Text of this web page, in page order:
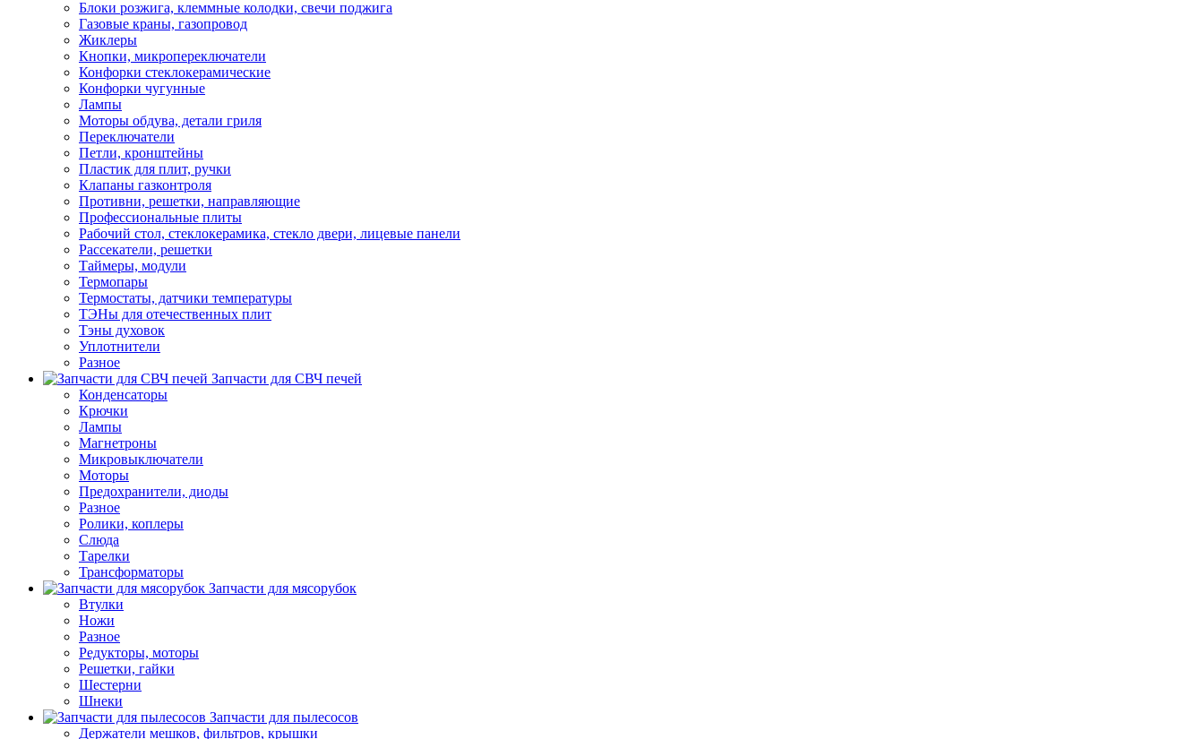
Блоки розжига, клеммные колодки, свечи поджига
Газовые краны, газопровод
Жиклеры
Кнопки, микропереключатели
Конфорки стеклокерамические
Конфорки чугунные
Лампы
Моторы обдува, детали гриля
Переключатели
Петли, кронштейны
Пластик для плит, ручки
Клапаны газконтроля
Противни, решетки, направляющие
Профессиональные плиты
Рабочий стол, стеклокерамика, стекло двери, лицевые панели
Рассекатели, решетки
Таймеры, модули
Термопары
Термостаты, датчики температуры
ТЭНы для отечественных плит
Тэны духовок
Уплотнители
Разное
Запчасти для СВЧ печей
Конденсаторы
Крючки
Лампы
Магнетроны
Микровыключатели
Моторы
Предохранители, диоды
Разное
Ролики, коплеры
Слюда
Тарелки
Трансформаторы
Запчасти для мясорубок
Втулки
Ножи
Разное
Редукторы, моторы
Решетки, гайки
Шестерни
Шнеки
Запчасти для пылесосов
Держатели мешков, фильтров, крышки